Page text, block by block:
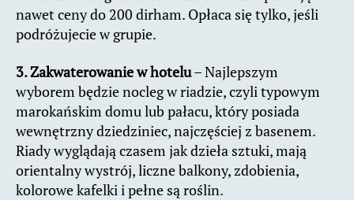
nawet ceny do 200 dirham. Opłaca się tylko, jeśli
podróżujecie w grupie.
3. Zakwaterowanie w hotelu– Najlepszym
wyborem będzie nocleg w riadzie, czyli typowym
marokańskim domu lub pałacu, który posiada
wewnętrzny dziedziniec, najczęściej z basenem.
Riady wyglądają czasem jak dzieła sztuki, mają
orientalny wystrój, liczne balkony, zdobienia,
kolorowe kafelki i pełne są roślin.